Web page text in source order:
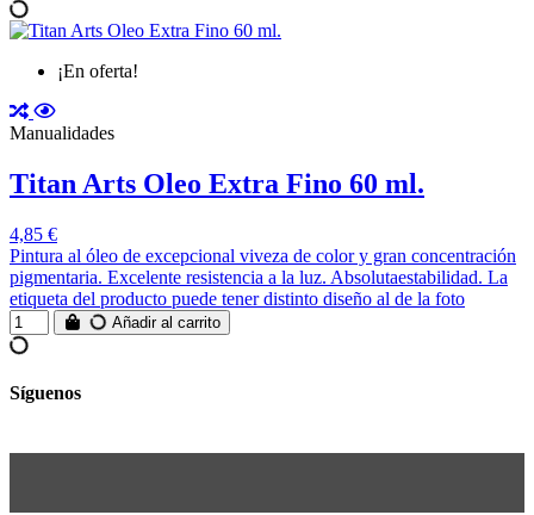
¡En oferta!
Manualidades
Titan Arts Oleo Extra Fino 60 ml.
4,85 €
Pintura al óleo de excepcional viveza de color y gran concentración
pigmentaria. Excelente resistencia a la luz. Absolutaestabilidad. La
etiqueta del producto puede tener distinto diseño al de la foto
Añadir al carrito
Síguenos